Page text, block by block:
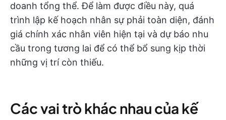
doanh tổng thể. Để làm được điều này, quá
trình lập kế hoạch nhân sự phải toàn diện, đánh
giá chính xác nhân viên hiện tại và dự báo nhu
cầu trong tương lai để có thể bổ sung kịp thời
những vị trí còn thiếu.
Các vai trò khác nhau của kế